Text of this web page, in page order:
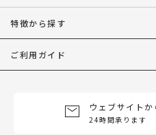
特徴から探す
ご利用ガイド
ウェブサイト
24時間承ります